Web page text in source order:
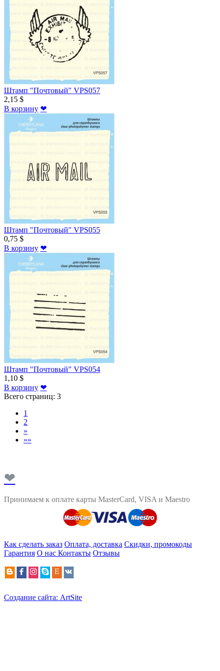
Штамп "Почтовый" VPS057
2,15 $
В корзину ❤
Штамп "Почтовый" VPS055
0,75 $
В корзину ❤
Штамп "Почтовый" VPS054
1,10 $
В корзину ❤
Всего страниц: 3
1
2
»
»»
❤
Принимаем к оплате карты MasterCard, VISA и Maestro
Как сделать заказ Оплата, доставка Скидки, промокоды
Гарантия О нас Контакты Отзывы
Создание сайта: ArtSite